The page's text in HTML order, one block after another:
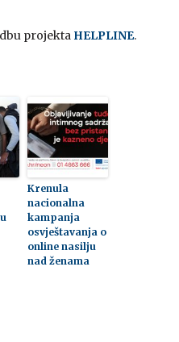
projekta HELPLINE.
Krenula
nacionalna
kampanja
osvještavanja o
online nasilju
nad ženama